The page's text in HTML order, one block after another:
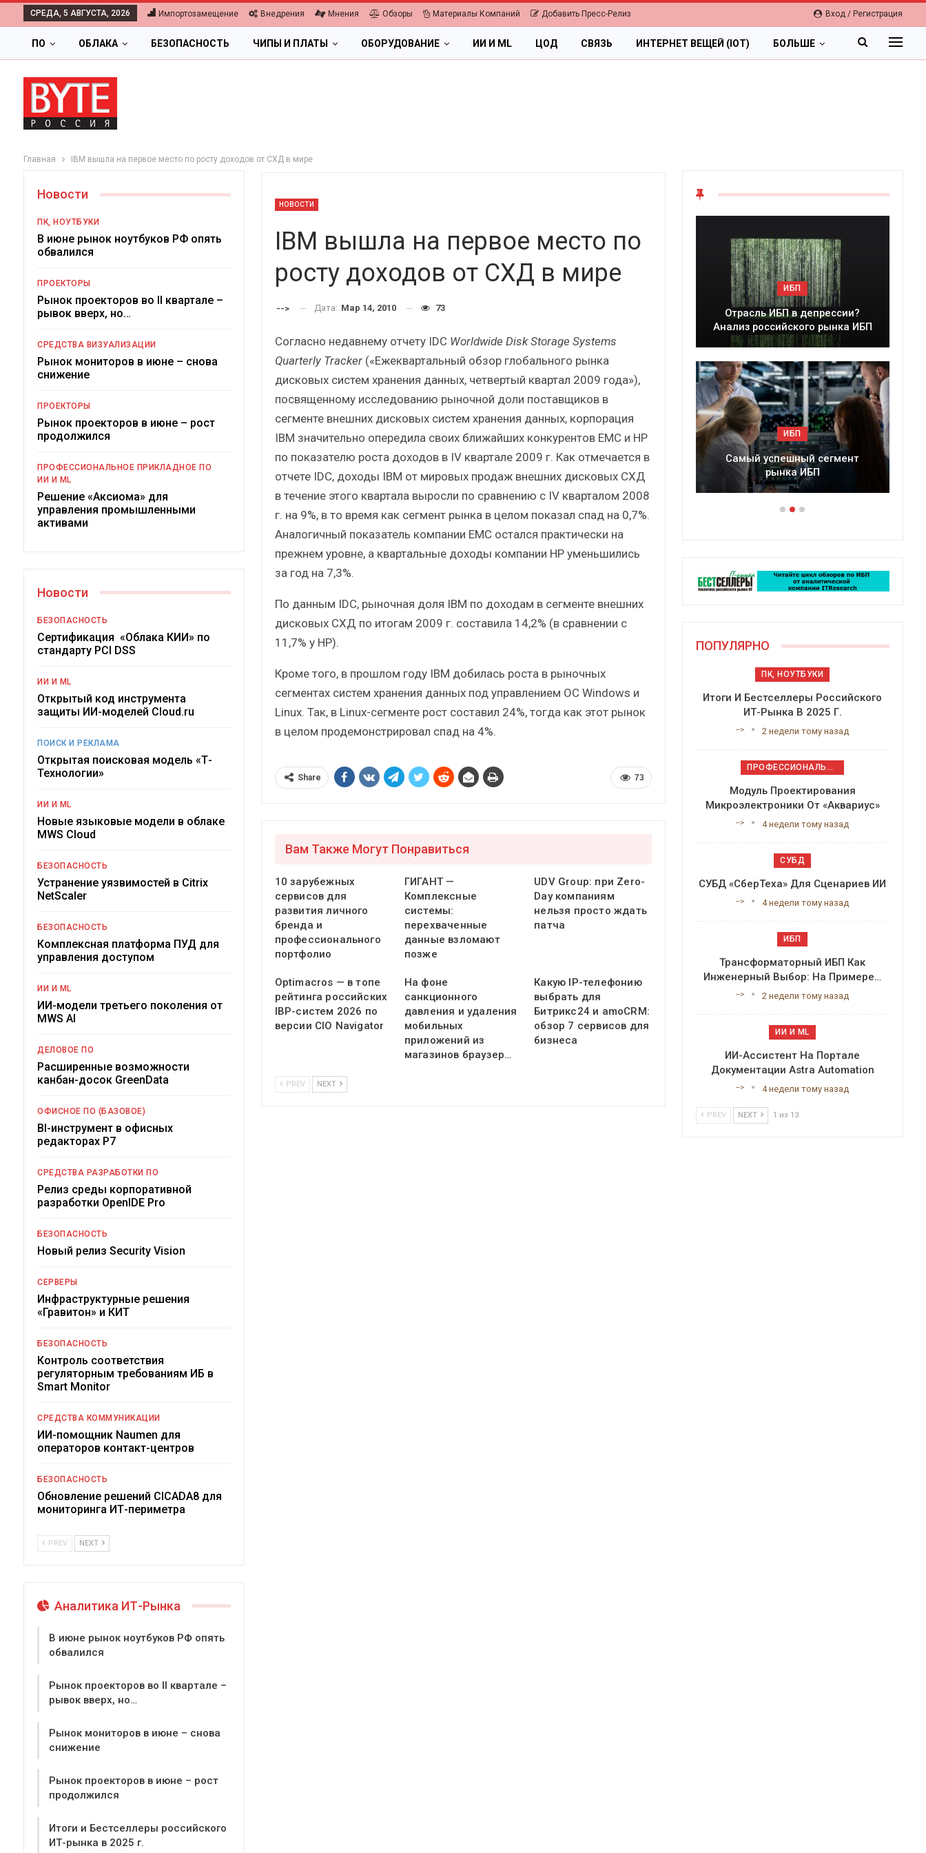
Вход / Регистрация
СРЕДА, 5 АВГУСТА, 2026 Импортозамещение Внедрения Мнения Обзоры Материалы Компаний Добавить Пресс-Релиз
ПО ОБЛАКА БЕЗОПАСНОСТЬ ЧИПЫ И ПЛАТЫ ОБОРУДОВАНИЕ ИИ И ML ЦОД СВЯЗЬ ИНТЕРНЕТ ВЕЩЕЙ (IOT) БОЛЬШЕ
Главная IBM вышла на первое место по росту доходов от СХД в мире
НОВОСТИ
IBM вышла на первое место по
росту доходов от СХД в мире
--> Дата: Мар 14, 2010 73
Согласно недавнему отчету IDC Worldwide Disk Storage Systems
Quarterly Tracker(«Ежеквартальный обзор глобального рынка
дисковых систем хранения данных, четвертый квартал 2009 года»),
посвященному исследованию рыночной доли поставщиков в
сегменте внешних дисковых систем хранения данных, корпорация
IBM значительно опередила своих ближайших конкурентов EMC и HP
по показателю роста доходов в IV квартале 2009 г. Как отмечается в
отчете IDC, доходы IBM от мировых продаж внешних дисковых СХД
в течение этого квартала выросли по сравнению с IV кварталом 2008
г. на 9%, в то время как сегмент рынка в целом показал спад на 0,7%.
Аналогичный показатель компании EMC остался практически на
прежнем уровне, а квартальные доходы компании HP уменьшились
за год на 7,3%.
По данным IDC, рыночная доля IBM по доходам в сегменте внешних
дисковых СХД по итогам 2009 г. составила 14,2% (в сравнении с
11,7% у HP).
Кроме того, в прошлом году IBM добилась роста в рыночных
сегментах систем хранения данных под управлением ОС Windows и
Linux. Так, в Linux-сегменте рост составил 24%, тогда как этот рынок
в целом продемонстрировал спад на 4%.
73
Share
Вам Также Могут Понравиться
10 зарубежных
сервисов для
развития личного
бренда и
профессионального
портфолио
ГИГАНТ —
Комплексные
системы:
перехваченные
данные взломают
позже
UDV Group: при Zero-
Day компаниям
нельзя просто ждать
патча
Optimacros — в топе
рейтинга российских
IBP-систем 2026 по
версии CIO Navigator
На фоне
санкционного
давления и удаления
мобильных
приложений из
магазинов браузер…
Какую IP-телефонию
выбрать для
Битрикс24 и amoCRM:
обзор 7 сервисов для
бизнеса
PREV NEXT
Новости
ПК, НОУТБУКИ
В июне рынок ноутбуков РФ опять
обвалился
ПРОЕКТОРЫ
Рынок проекторов во II квартале –
рывок вверх, но…
СРЕДСТВА ВИЗУАЛИЗАЦИИ
Рынок мониторов в июне – снова
снижение
ПРОЕКТОРЫ
Рынок проекторов в июне – рост
продолжился
ПРОФЕССИОНАЛЬНОЕ ПРИКЛАДНОЕ ПО
ИИ И ML
Решение «Аксиома» для
управления промышленными
активами
Новости
БЕЗОПАСНОСТЬ
Сертификация «Облака КИИ» по
стандарту PCI DSS
ИИ И ML
Открытый код инструмента
защиты ИИ-моделей Cloud.ru
ПОИСК И РЕКЛАМА
Открытая поисковая модель «Т-
Технологии»
ИИ И ML
Новые языковые модели в облаке
MWS Cloud
БЕЗОПАСНОСТЬ
Устранение уязвимостей в Citrix
NetScaler
БЕЗОПАСНОСТЬ
Комплексная платформа ПУД для
управления доступом
ИИ И ML
ИИ-модели третьего поколения от
MWS AI
ДЕЛОВОЕ ПО
Расширенные возможности
канбан-досок GreenData
ОФИСНОЕ ПО (БАЗОВОЕ)
BI-инструмент в офисных
редакторах Р7
СРЕДСТВА РАЗРАБОТКИ ПО
Релиз среды корпоративной
разработки OpenIDE Pro
БЕЗОПАСНОСТЬ
Новый релиз Security Vision
СЕРВЕРЫ
Инфраструктурные решения
«Гравитон» и КИТ
БЕЗОПАСНОСТЬ
Контроль соответствия
регуляторным требованиям ИБ в
Smart Monitor
СРЕДСТВА КОММУНИКАЦИИ
ИИ-помощник Naumen для
операторов контакт-центров
БЕЗОПАСНОСТЬ
Обновление решений CICADA8 для
мониторинга ИТ-периметра
PREV NEXT
Аналитика ИТ-Рынка
В июне рынок ноутбуков РФ опять
обвалился
Рынок проекторов во II квартале –
рывок вверх, но…
Рынок мониторов в июне – снова
снижение
Рынок проекторов в июне – рост
продолжился
Итоги и Бестселлеры российского
ИТ-рынка в 2025 г.
Цифровая экономика 2026.
Подкосят ли глобальные угрозы
российский рынок ИБП?
ПК, НОУТБУКИ
Итоги и Бестселлеры
ИБП
Отрасль ИБП в депрессии?
Часть II.
ИБП
Самый успешный сегмент
рынка ИБП
ОБЛАКА
Цифровая экономика 2026.
Краткий статистический
сборник от…
ИБП
Подкосят ли глобальные угрозы
российский рынок ИБП?
ПОПУЛЯРНО
ПК, НОУТБУКИ
Итоги И Бестселлеры Российского
ИТ-Рынка В 2025 Г.
--> 2 недели тому назад
ПРОФЕССИОНАЛЬНОЕ ПРИКЛАДНОЕ ПО
Модуль Проектирования
Микроэлектроники От «Аквариус»
--> 4 недели тому назад
СУБД
СУБД «СберТеха» Для Сценариев ИИ
--> 4 недели тому назад
ИБП
Трансформаторный ИБП Как
Инженерный Выбор: На Примере…
--> 2 недели тому назад
ИИ И ML
ИИ-Ассистент На Портале
Документации Astra Automation
--> 4 недели тому назад
PREV NEXT 1 из 13